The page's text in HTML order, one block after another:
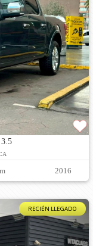
2016
RECIÉN LLEGADO